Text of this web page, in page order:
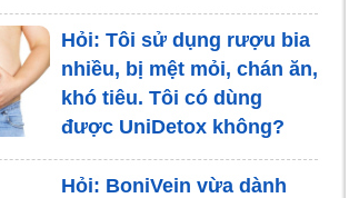
Hỏi: Tôi sử dụng rượu bia
nhiều, bị mệt mỏi, chán ăn,
khó tiêu. Tôi có dùng
được UniDetox không?
Hỏi: BoniVein vừa dành